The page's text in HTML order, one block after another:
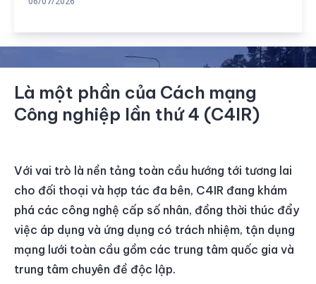
Là một phần của Cách mạng
Công nghiệp lần thứ 4 (C4IR)
Với vai trò là nền tảng toàn cầu hướng tới tương lai
cho đối thoại và hợp tác đa bên, C4IR đang khám
phá các công nghệ cấp số nhân, đồng thời thúc đẩy
việc áp dụng và ứng dụng có trách nhiệm, tận dụng
mạng lưới toàn cầu gồm các trung tâm quốc gia và
trung tâm chuyên đề độc lập.